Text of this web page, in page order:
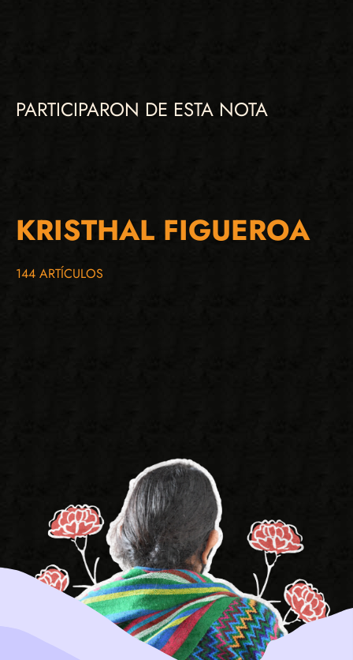
PARTICIPARON DE ESTA NOTA
KRISTHAL FIGUEROA
144 ARTÍCULOS